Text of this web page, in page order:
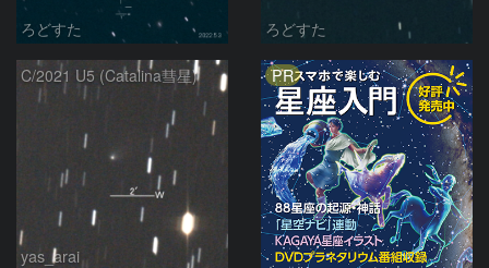
ろどすた ろどすた
C/2021 U5 (Catalina彗星)
yas_arai
PR